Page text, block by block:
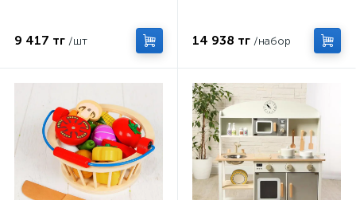
9 417 тг /шт 14 938 тг /набор